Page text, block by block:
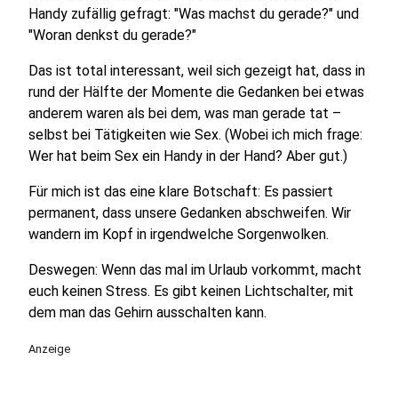
Handy zufällig gefragt: "Was machst du gerade?" und
"Woran denkst du gerade?"
Das ist total interessant, weil sich gezeigt hat, dass in
rund der Hälfte der Momente die Gedanken bei etwas
anderem waren als bei dem, was man gerade tat –
selbst bei Tätigkeiten wie Sex. (Wobei ich mich frage:
Wer hat beim Sex ein Handy in der Hand? Aber gut.)
Für mich ist das eine klare Botschaft: Es passiert
permanent, dass unsere Gedanken abschweifen. Wir
wandern im Kopf in irgendwelche Sorgenwolken.
Deswegen: Wenn das mal im Urlaub vorkommt, macht
euch keinen Stress. Es gibt keinen Lichtschalter, mit
dem man das Gehirn ausschalten kann.
Anzeige